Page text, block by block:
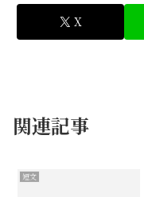
X
関連記事
短文